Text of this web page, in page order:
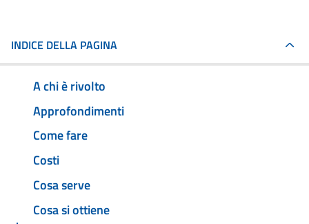
INDICE DELLA PAGINA
A chi è rivolto
Approfondimenti
Come fare
Costi
Cosa serve
Cosa si ottiene